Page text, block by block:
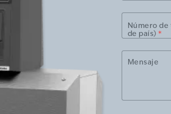
Número
de país) *
Mensaje